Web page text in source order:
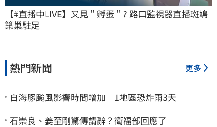
【#直播中LIVE】又見＂孵蛋＂? 路口監視器直播斑鳩
築巢駐足
熱門新聞 更多
白海豚颱風影響時間增加 1地區恐炸雨3天
石崇良、姜至剛驚傳請辭？衛福部回應了